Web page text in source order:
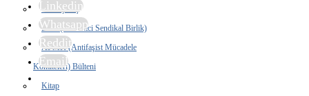
Orak Çekiç
DSB (Devrimci Sendikal Birlik)
AFMK (Antifaşist Mücadele
Komiteleri) Bülteni
Kitap
Linkedin
Whatsapp
Reddit
Email